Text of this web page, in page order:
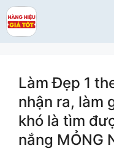
Skip
to
content
Làm Đẹp 1
nhận ra, làm
khó là tìm
nắng MỎNG